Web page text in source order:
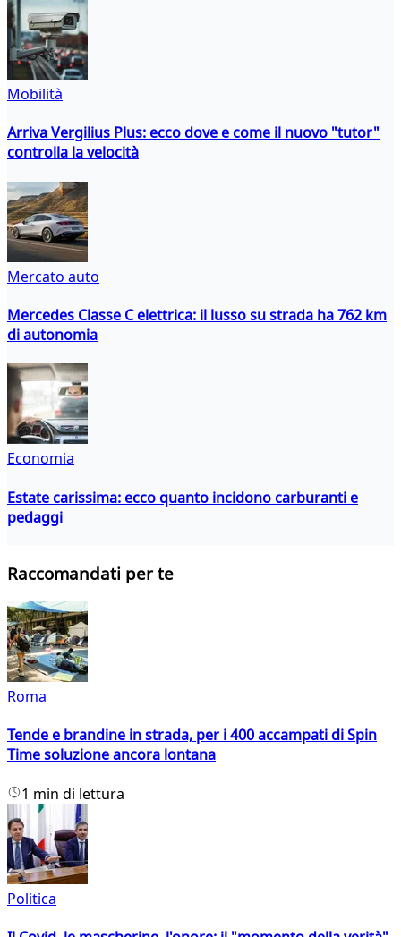
Mobilità
Arriva Vergilius Plus: ecco dove e come il nuovo "tutor"
controlla la velocità
Mercato auto
Mercedes Classe C elettrica: il lusso su strada ha 762 km
di autonomia
Economia
Estate carissima: ecco quanto incidono carburanti e
pedaggi
Raccomandati per te
Roma
Tende e brandine in strada, per i 400 accampati di Spin
Time soluzione ancora lontana
1 min di lettura
Politica